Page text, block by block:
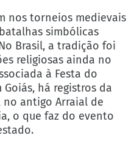
nos torneios medievais
simbólicas
Brasil, a tradição foi
religiosas ainda no
à Festa do
há registros da
no antigo Arraial de
o que faz do evento